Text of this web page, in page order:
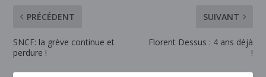
PRÉCÉDENT
SNCF: la grève continue et
perdure !
SUIVANT
Florent Dessus : 4 ans déjà
!